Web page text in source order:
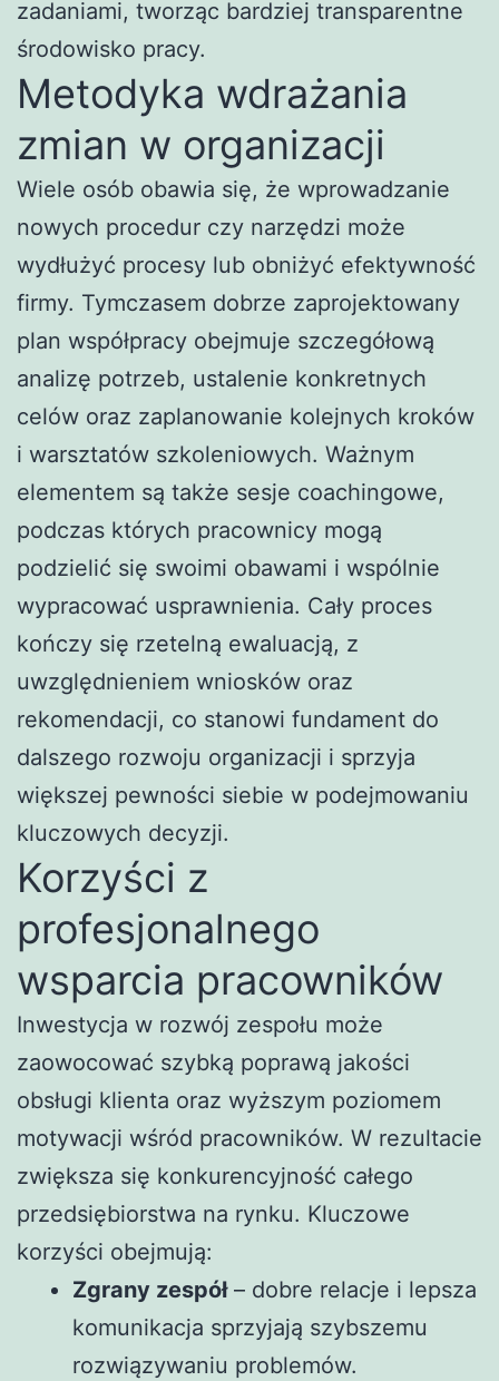
zadaniami, tworząc bardziej transparentne
środowisko pracy.
Metodyka wdrażania
zmian w organizacji
Wiele osób obawia się, że wprowadzanie
nowych procedur czy narzędzi może
wydłużyć procesy lub obniżyć efektywność
firmy. Tymczasem dobrze zaprojektowany
plan współpracy obejmuje szczegółową
analizę potrzeb, ustalenie konkretnych
celów oraz zaplanowanie kolejnych kroków
i warsztatów szkoleniowych. Ważnym
elementem są także sesje coachingowe,
podczas których pracownicy mogą
podzielić się swoimi obawami i wspólnie
wypracować usprawnienia. Cały proces
kończy się rzetelną ewaluacją, z
uwzględnieniem wniosków oraz
rekomendacji, co stanowi fundament do
dalszego rozwoju organizacji i sprzyja
większej pewności siebie w podejmowaniu
kluczowych decyzji.
Korzyści z
profesjonalnego
wsparcia pracowników
Inwestycja w rozwój zespołu może
zaowocować szybką poprawą jakości
obsługi klienta oraz wyższym poziomem
motywacji wśród pracowników. W rezultacie
zwiększa się konkurencyjność całego
przedsiębiorstwa na rynku. Kluczowe
korzyści obejmują:
Zgrany zespół– dobre relacje i lepsza
komunikacja sprzyjają szybszemu
rozwiązywaniu problemów.